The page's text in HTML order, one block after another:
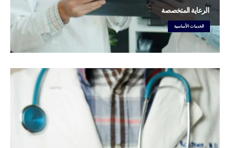
الرعاية المتخصصة
الخدمات الأساسية